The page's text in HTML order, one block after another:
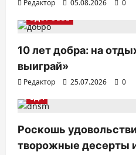
Редактор 05.08.2026
0
ЗДОРОВЬЕ
10 лет добра: на
выиграй»
Редактор 25.07.2026
0
ЕДА
Роскошь
творожные десерты